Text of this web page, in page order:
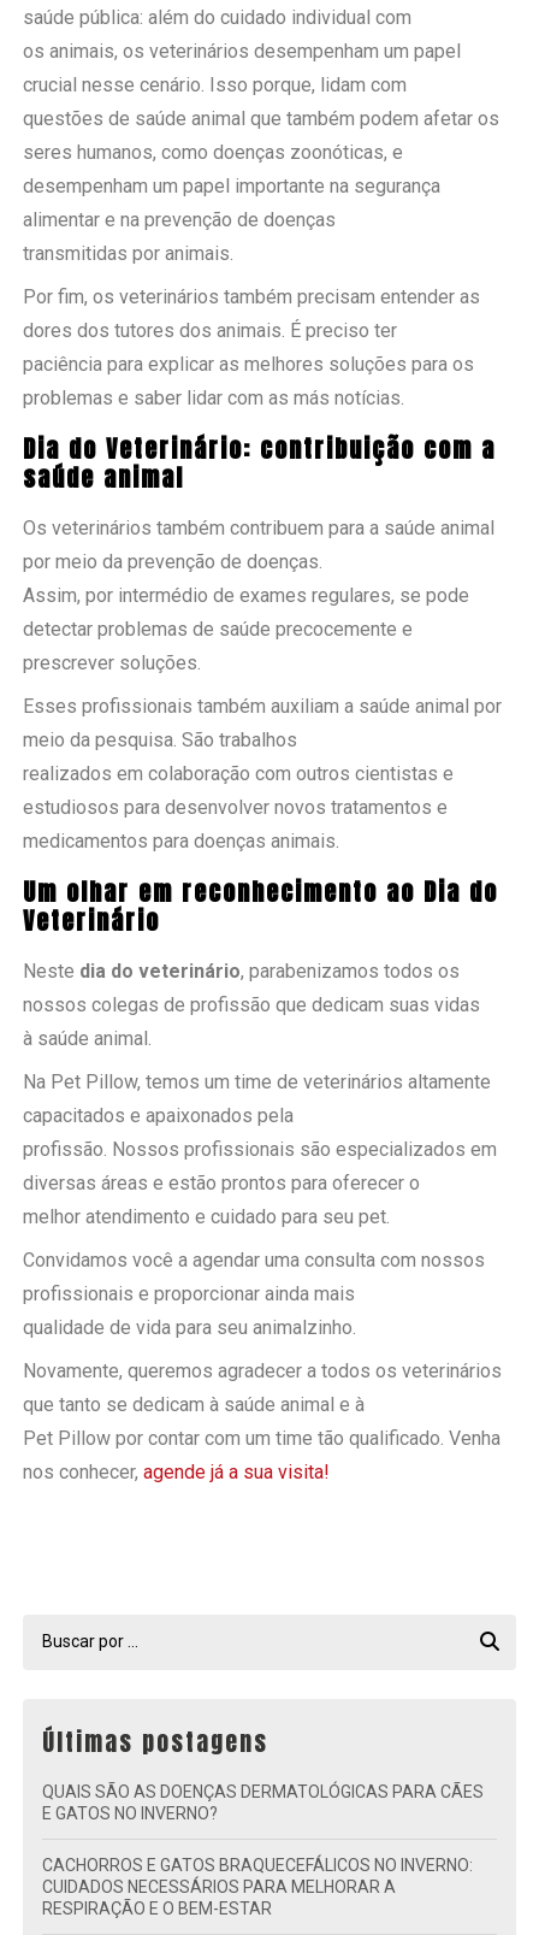
saúde pública: além do cuidado individual com
os animais, os veterinários desempenham um papel
crucial nesse cenário. Isso porque, lidam com
questões de saúde animal que também podem afetar os
seres humanos, como doenças zoonóticas, e
desempenham um papel importante na segurança
alimentar e na prevenção de doenças
transmitidas por animais.
Por fim, os veterinários também precisam entender as
dores dos tutores dos animais. É preciso ter
paciência para explicar as melhores soluções para os
problemas e saber lidar com as más notícias.
Dia do Veterinário: contribuição com a
saúde animal
Os veterinários também contribuem para a saúde animal
por meio da prevenção de doenças.
Assim, por intermédio de exames regulares, se pode
detectar problemas de saúde precocemente e
prescrever soluções.
Esses profissionais também auxiliam a saúde animal por
meio da pesquisa. São trabalhos
realizados em colaboração com outros cientistas e
estudiosos para desenvolver novos tratamentos e
medicamentos para doenças animais.
Um olhar em reconhecimento ao Dia do
Veterinário
Neste dia do veterinário, parabenizamos todos os
nossos colegas de profissão que dedicam suas vidas
à saúde animal.
Na Pet Pillow, temos um time de veterinários altamente
capacitados e apaixonados pela
profissão. Nossos profissionais são especializados em
diversas áreas e estão prontos para oferecer o
melhor atendimento e cuidado para seu pet.
Convidamos você a agendar uma consulta com nossos
profissionais e proporcionar ainda mais
qualidade de vida para seu animalzinho.
Novamente, queremos agradecer a todos os veterinários
que tanto se dedicam à saúde animal e à
Pet Pillow por contar com um time tão qualificado. Venha
nos conhecer,agende já a sua visita!
Últimas postagens
QUAIS SÃO AS DOENÇAS DERMATOLÓGICAS PARA CÃES
E GATOS NO INVERNO?
CACHORROS E GATOS BRAQUECEFÁLICOS NO INVERNO:
CUIDADOS NECESSÁRIOS PARA MELHORAR A
RESPIRAÇÃO E O BEM-ESTAR